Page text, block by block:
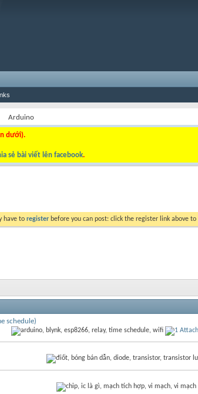
Arduino
dưới).
sẻ bài viết lên facebook.
have to register before you can post: click the register link above
schedule)